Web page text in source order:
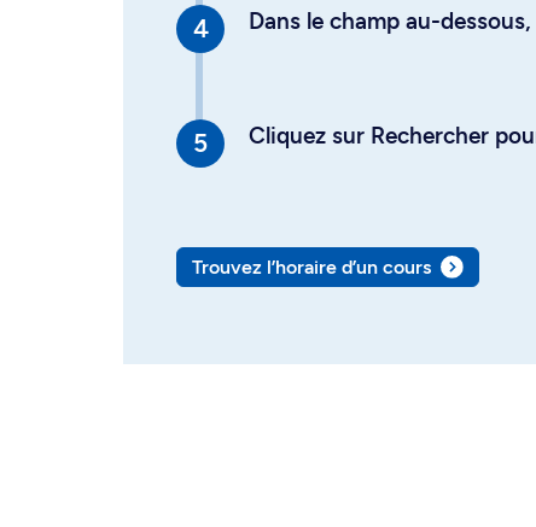
Dans le champ au-
Cliquez sur Rechercher
Trouvez l’horaire d’un cours